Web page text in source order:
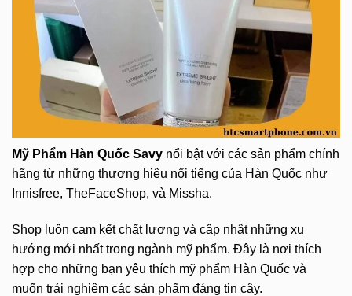
Mỹ Phẩm Hàn Quốc Savy nổi bật với các sản phẩm chính
hãng từ những thương hiệu nổi tiếng của Hàn Quốc như
Innisfree, TheFaceShop, và Missha.
Shop luôn cam kết chất lượng và cập nhật những xu
hướng mới nhất trong ngành mỹ phẩm. Đây là nơi thích
hợp cho những bạn yêu thích mỹ phẩm Hàn Quốc và
muốn trải nghiệm các sản phẩm đáng tin cậy.